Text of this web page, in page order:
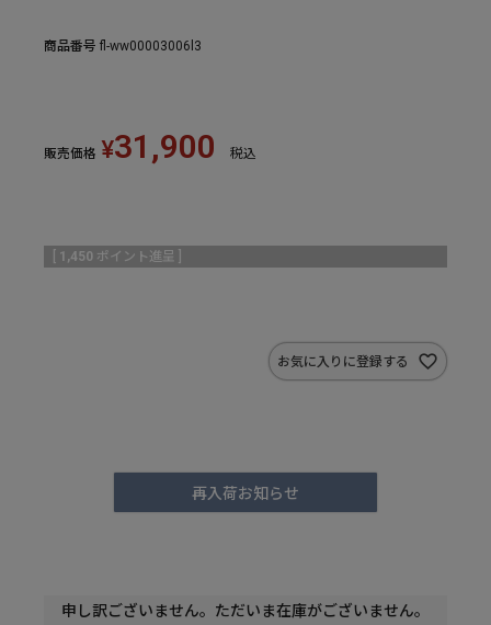
商品番号 fl-ww00003006l3
販売価格 ¥31,900 税込
1,450 ポイント進呈 ]
お気に入りに登録する
再入荷お知らせ
申し訳ございません。ただいま在庫がございません。